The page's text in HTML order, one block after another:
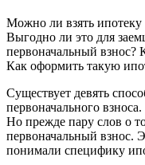
Можно ли взять ипотеку
Выгодно ли это для
первоначальный взнос?
Как оформить такую
Существует девять
первоначального
Но прежде пару слов о
первоначальный взнос.
понимали специфику